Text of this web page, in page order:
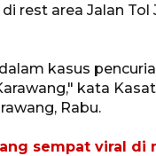
rest area Jalan
kasus
kata
Rabu.
sempat viral di